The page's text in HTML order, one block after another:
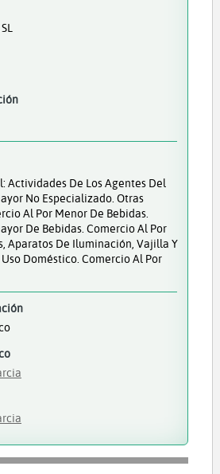
Actividades De Los Agentes Del
No Especializado. Otras
Al Por Menor De Bebidas.
De Bebidas. Comercio Al Por
Aparatos De Iluminación, Vajilla Y
Doméstico. Comercio Al Por